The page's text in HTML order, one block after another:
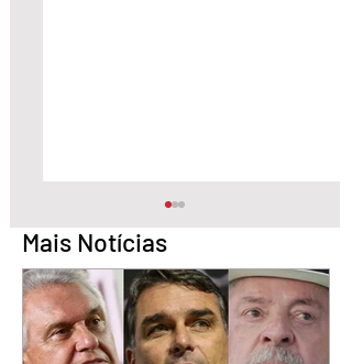
Mais Notícias